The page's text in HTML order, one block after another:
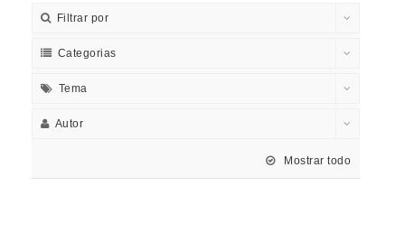
Filtrar por
Categorias
Tema
Autor
Mostrar todo